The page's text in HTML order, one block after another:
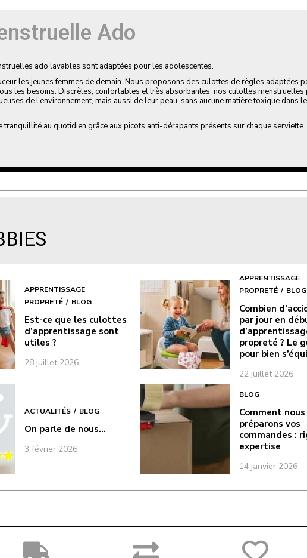
Ado
ado lavables sont adaptées pour les adolescentes.
les jeunes femmes de demain. Nous proposons des culottes de règles adaptées
les besoins. Discrètes, confortables et très absorbantes, nos culottes menstruelles
de l’environnement, mais aussi de leur peau, sans aucune matière toxique dans
tranquillité au quotidien grâce aux picots anti-dérapants présents sur chaque serviette.
APPRENTISSAGE
PROPRETÉ
BLOG
Est-ce que les culottes
d’apprentissage sont
utiles ?
28 juillet 2026
APPRENTISSAGE
PROPRETÉ
BLOG
Combien
par jour en
propreté ? Le
pour bien
22 juillet 2026
ACTUALITÉS BLOG
On parle de nous…
3 février 2026
BLOG
Comment nous
préparons vos
commandes :
expertise
14 janvier 2026